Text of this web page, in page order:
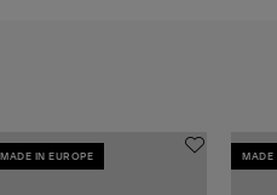
MADE IN EUROPE MADE